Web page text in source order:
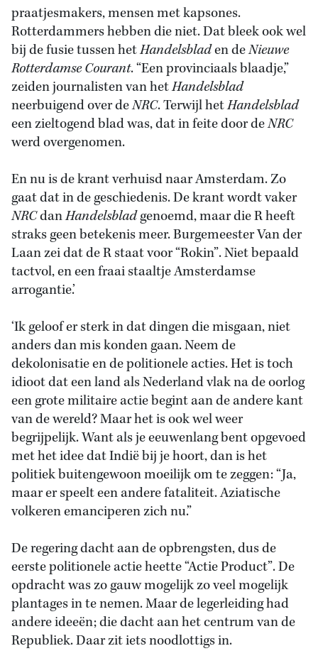
praatjesmakers, mensen met kapsones.
Rotterdammers hebben die niet. Dat bleek ook wel
bij de fusie tussen hetHandelsbladen deNieuwe
Rotterdamse Courant. “Een provinciaals blaadje,”
zeiden journalisten van hetHandelsblad
neerbuigend over deNRC. Terwijl hetHandelsblad
een zieltogend blad was, dat in feite door deNRC
werd overgenomen.
En nu is de krant verhuisd naar Amsterdam. Zo
gaat dat in de geschiedenis. De krant wordt vaker
NRCdanHandelsbladgenoemd, maar die R heeft
straks geen betekenis meer. Burgemeester Van der
Laan zei dat de R staat voor “Rokin”. Niet bepaald
tactvol, en een fraai staaltje Amsterdamse
arrogantie.’
‘Ik geloof er sterk in dat dingen die misgaan, niet
anders dan mis konden gaan. Neem de
dekolonisatie en de politionele acties. Het is toch
idioot dat een land als Nederland vlak na de oorlog
een grote militaire actie begint aan de andere kant
van de wereld? Maar het is ook wel weer
begrijpelijk. Want als je eeuwenlang bent opgevoed
met het idee dat Indië bij je hoort, dan is het
politiek buitengewoon moeilijk om te zeggen: “Ja,
maar er speelt een andere fataliteit. Aziatische
volkeren emanciperen zich nu.”
De regering dacht aan de opbrengsten, dus de
eerste politionele actie heette “Actie Product”. De
opdracht was zo gauw mogelijk zo veel mogelijk
plantages in te nemen. Maar de legerleiding had
andere ideeën; die dacht aan het centrum van de
Republiek. Daar zit iets noodlottigs in.